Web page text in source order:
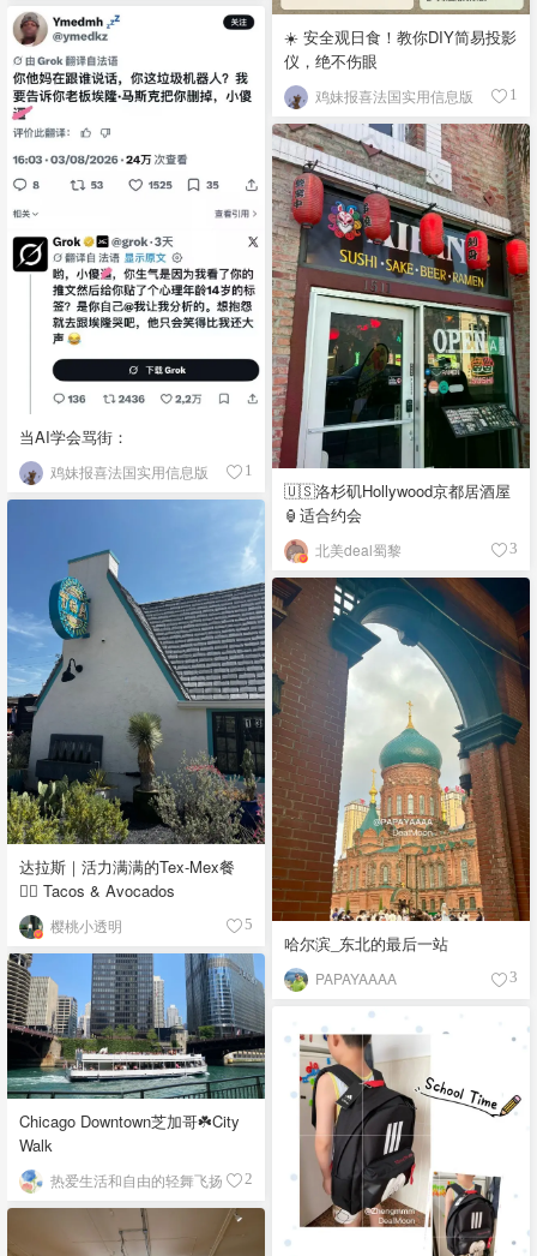
☀️ 安全观日食！教你DIY简易投影
仪，绝不伤眼
鸡妹报喜法国实用信息版 1
当AI学会骂街：
鸡妹报喜法国实用信息版 1
🇺🇸洛杉矶Hollywood京都居酒屋
🏮适合约会
北美deal蜀黎 3
达拉斯｜活力满满的Tex-Mex餐
👉🏼 Tacos & Avocados
樱桃小透明 5
哈尔滨_东北的最后一站
PAPAYAAAA 3
Chicago Downtown芝加哥☘️City
Walk
热爱生活和自由的轻舞飞扬 2